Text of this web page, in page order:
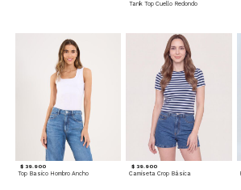
Tank Top Cuello Redondo
$ 39.900
Top Basico Hombro Ancho
$ 39.900
Camiseta Crop Básica